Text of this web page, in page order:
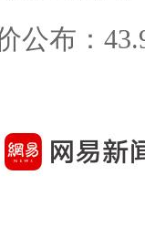
公布：